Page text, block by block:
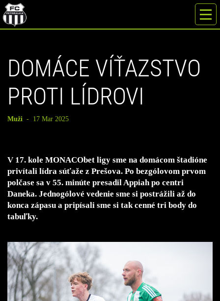
DOMÁCE VÍŤAZSTVO
PROTI LÍDROVI
Muži - 17 Mar 2025
V 17. kole MONACObet ligy sme na domácom štadióne
privítali lídra súťaže z Prešova. Po bezgólovom prvom
polčase sa v 55. minúte presadil Appiah po centri
Daneka. Jednogólové vedenie sme si postrážili až do
konca zápasu a pripísali sme si tak cenné tri body do
tabuľky.